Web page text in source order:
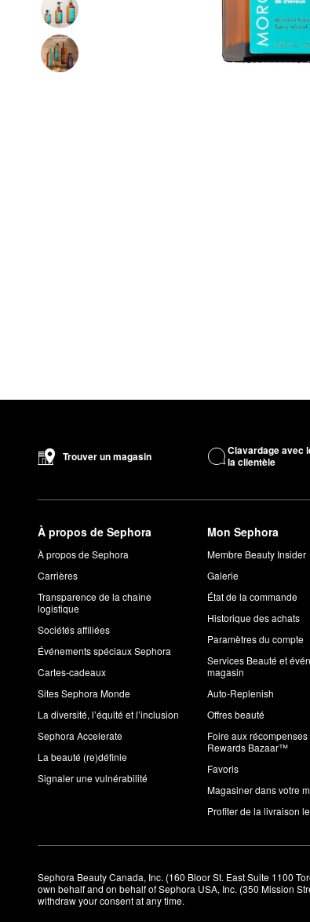
Trouver un magasin
Clavardage avec
la clientèle
À propos de Sephora
À propos de Sephora
Carrières
Transparence de la chaîne
logistique
Sociétés affiliées
Événements spéciaux Sephora
Cartes-cadeaux
Sites Sephora Monde
La diversité, l’équité et l’inclusion
Sephora Accelerate
La beauté (re)définie
Signaler une vulnérabilité
Mon Sephora
Membre Beauty Insider
Galerie
État de la commande
Historique des achats
Paramètres du compte
Services Beauté et
magasin
Auto-Replenish
Offres beauté
Foire aux récompenses
Rewards Bazaar™
Favoris
Magasiner dans votre
Profiter de la livraison
Sephora Beauty Canada, Inc. (160 Bloor St. East Suite 1100
own behalf and on behalf of Sephora USA, Inc. (350 Mission
withdraw your consent at any time.